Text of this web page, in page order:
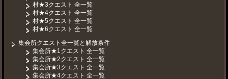
村★3クエスト 全一覧
村★4クエスト 全一覧
村★5クエスト 全一覧
村★6クエスト 全一覧
集会所クエスト全一覧と解放条件
集会所★1クエスト 全一覧
集会所★2クエスト 全一覧
集会所★3クエスト 全一覧
集会所★4クエスト 全一覧